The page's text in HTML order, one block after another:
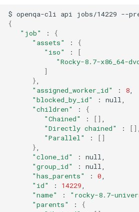
$ openqa-cli api jobs/14229
{
"job"
:
{
"assets"
:
{
"iso"
:
[
"Rocky-8.7-x86_64-
]
}
"assigned_worker_id"
: 8
"blocked_by_id"
:
"children"
:
{
"Chained"
: []
"Directly chained"
: []
"Parallel"
:
[]
}
"clone_id"
:
"group_id"
:
"has_parents"
: 0
"id"
: 14229
"name"
:
"rocky-8.7-
"parents"
:
{